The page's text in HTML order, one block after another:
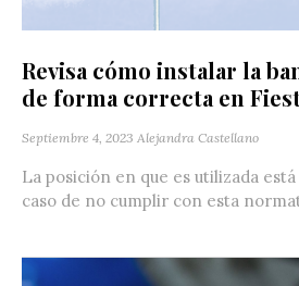
Revisa cómo instalar la
de forma correcta en
Septiembre 4, 2023 Alejandra Castellano
La posición en que es utilizada
caso de no cumplir con esta